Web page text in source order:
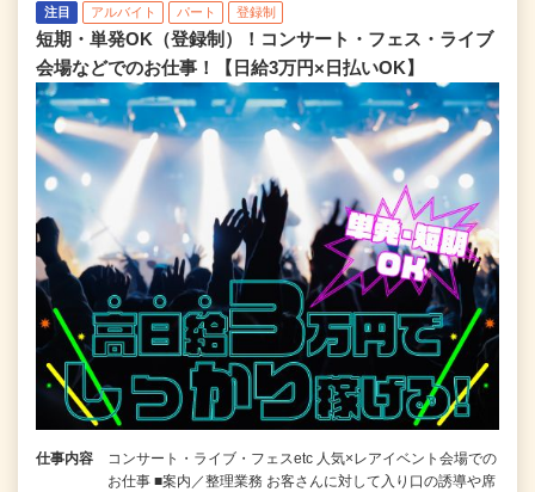
注目 アルバイト パート 登録制
短期・単発OK（登録制）！コンサート・フェス・ライブ
会場などでのお仕事！【日給3万円×日払いOK】
仕事内容
コンサート・ライブ・フェスetc 人気×レアイベント会場での
お仕事 ■案内／整理業務 お客さんに対して入り口の誘導や席